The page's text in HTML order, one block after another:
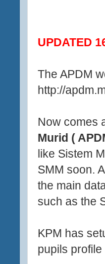
UPDATED
The APDM
http://
Now comes
Murid (
like Sistem
SMM soon.
the main
such as the
KPM has
pupils